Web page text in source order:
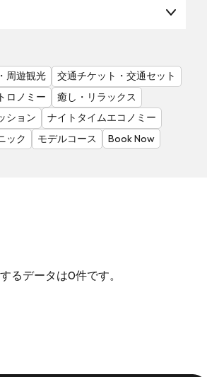
周遊観光
交通チケット・交通セット
ロノミー
癒し・リラックス
ション
ナイトタイムエコノミー
ック モデルコース Book Now
るデータは0件です。